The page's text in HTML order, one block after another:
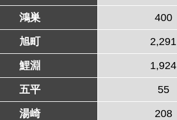
鴻巣 400
旭町 2,291
鯉淵 1,924
五平 55
湯崎 208